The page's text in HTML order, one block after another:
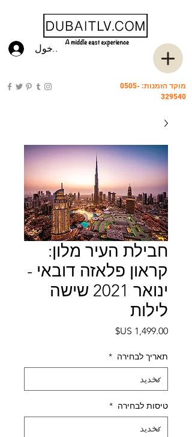
تسجيل الدخول
מוקד הזמנות: 0505-
329540
חבילת העיר מלון:
קראון פלאזה דובאי -
ינואר 2021 שישה
לילות
السعر
תאריך לבחירה *
טיסות לבחירה *